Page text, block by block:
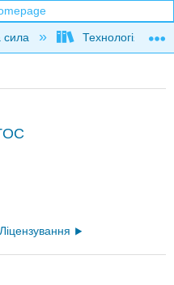
hierarchy
сила Технологія
Ліцензування